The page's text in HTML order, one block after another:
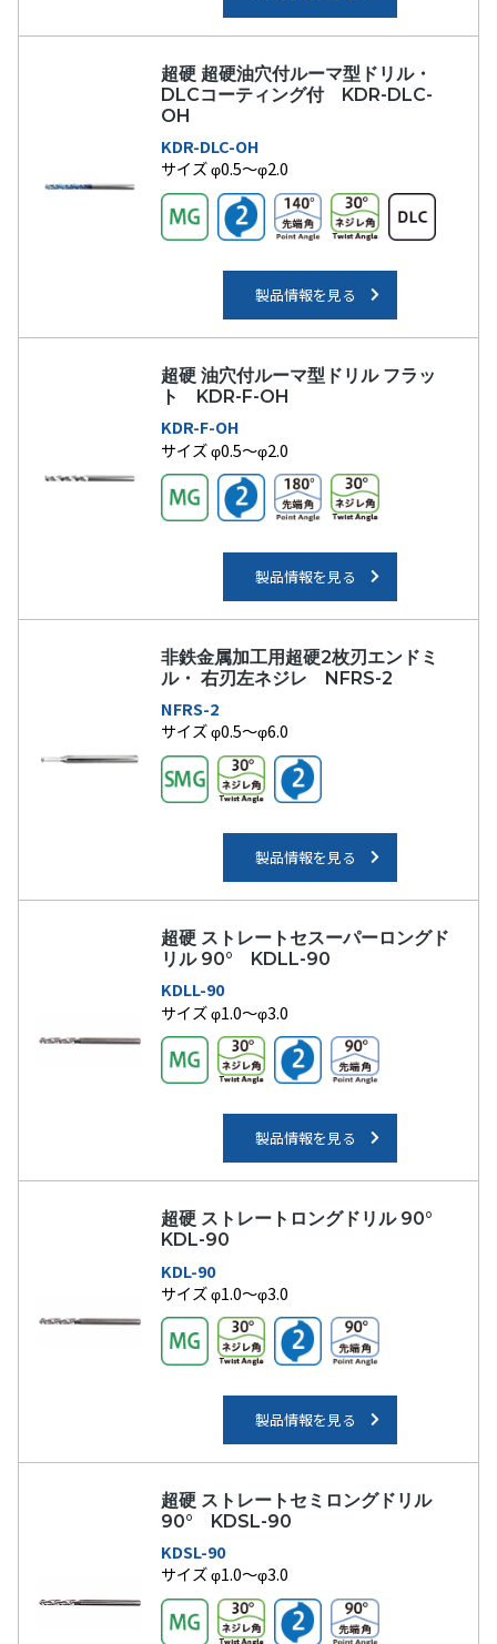
超硬 超硬油穴付ルーマ型ドリル・
DLCコーティング付 KDR-DLC-
OH
KDR-DLC-OH
サイズ φ0.5～φ2.0
製品情報を見る
超硬 油穴付ルーマ型ドリル フラッ
ト KDR-F-OH
KDR-F-OH
サイズ φ0.5～φ2.0
製品情報を見る
非鉄金属加工用超硬2枚刃エンドミ
ル・ 右刃左ネジレ NFRS-2
NFRS-2
サイズ φ0.5～φ6.0
製品情報を見る
超硬 ストレートセスーパーロングド
リル 90° KDLL-90
KDLL-90
サイズ φ1.0～φ3.0
製品情報を見る
超硬 ストレートロングドリル 90°
KDL-90
KDL-90
サイズ φ1.0～φ3.0
製品情報を見る
超硬 ストレートセミロングドリル
90° KDSL-90
KDSL-90
サイズ φ1.0～φ3.0